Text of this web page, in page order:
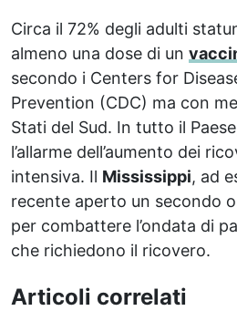
Circa il 72% degli adulti
almeno una dose di un
secondo i Centers for
Prevention (CDC) ma con
Stati del Sud. In tutto il
l’allarme dell’aumento dei
intensiva. Il Mississippi, ad
recente aperto un secondo
per combattere l’ondata di
che richiedono il ricovero.
Articoli correlati